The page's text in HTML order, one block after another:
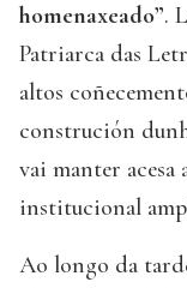
homenaxeado”.
Patriarca das
altos
construción
vai manter acesa
institucional
Ao longo da